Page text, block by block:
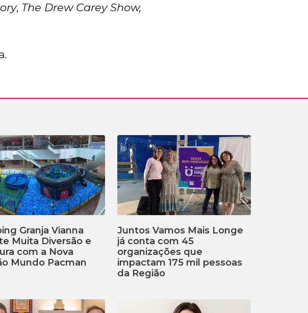
, The Drew Carey Show,
Granja Vianna
Muita Diversão e
com a Nova
Mundo Pacman
Juntos Vamos Mais Longe
já conta com 45
organizações que
impactam 175 mil pessoas
da Região